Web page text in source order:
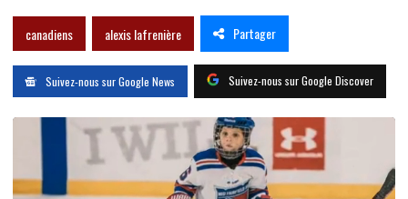
canadiens alexis lafrenière Partager
Suivez-nous sur Google News Suivez-nous sur Google Discover